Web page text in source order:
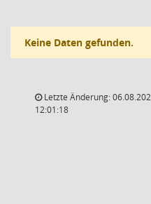
Keine Daten gefunden.
Letzte Änderung:
12:01:18